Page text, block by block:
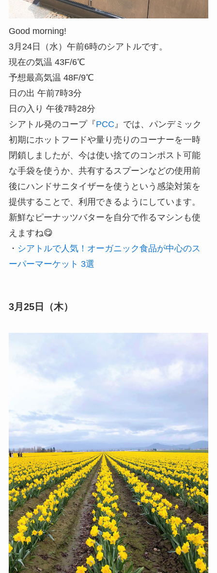
Good morning!
3月24日（水）午前6時のシアトルです。
現在の気温 43F/6℃
予想最高気温 48F/9℃
日の出 午前7時3分
日の入り 午後7時28分
シアトル発のコープ『PCC』では、パンデミック
初期にホットフードや量り売りのコーナーを一時
閉鎖しましたが、今は使い捨てのコンポスト可能
な手袋を使うか、共有するスプーンなどの使用前
後にハンドサニタイザーを使うという感染対策を
提供することで、利用できるようにしています。
新鮮なピーナッツバターを自分で作るマシンも使
えますね😋
・ シアトルで人気！オーガニック食品が中心のス
ーパーマーケット 3選
3月25日（木）